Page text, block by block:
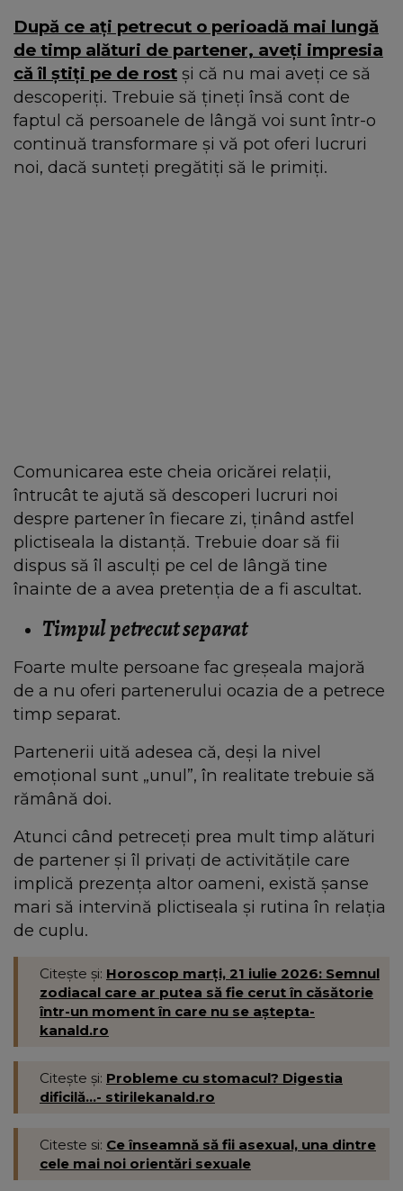
După ce ați petrecut o perioadă mai lungă
de timp alături de partener, aveți impresia
că îl știți pe de rost și că nu mai aveți ce să
descoperiți. Trebuie să țineți însă cont de
faptul că persoanele de lângă voi sunt într-o
continuă transformare și vă pot oferi lucruri
noi, dacă sunteți pregătiți să le primiți.
Comunicarea este cheia oricărei relații,
întrucât te ajută să descoperi lucruri noi
despre partener în fiecare zi, ținând astfel
plictiseala la distanță. Trebuie doar să fii
dispus să îl asculți pe cel de lângă tine
înainte de a avea pretenția de a fi ascultat.
Timpul petrecut separat
Foarte multe persoane fac greșeala majoră
de a nu oferi partenerului ocazia de a petrece
timp separat.
Partenerii uită adesea că, deși la nivel
emoțional sunt „unul”, în realitate trebuie să
rămână doi.
Atunci când petreceți prea mult timp alături
de partener și îl privați de activitățile care
implică prezența altor oameni, există șanse
mari să intervină plictiseala și rutina în relația
de cuplu.
Citește și: Horoscop marți, 21 iulie 2026: Semnul
zodiacal care ar putea să fie cerut în căsătorie
într-un moment în care nu se aștepta-
kanald.ro
Citește și: Probleme cu stomacul? Digestia
dificilă...- stirilekanald.ro
Citeste si: Ce înseamnă să fii asexual, una dintre
cele mai noi orientări sexuale